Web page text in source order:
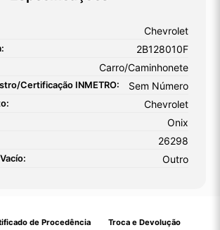
Chevrolet
2B128010F
Carro/Caminhonete
certificação INMETRO: Sem Número
Chevrolet
Onix
26298
Outro
de Procedência Troca e Devolução